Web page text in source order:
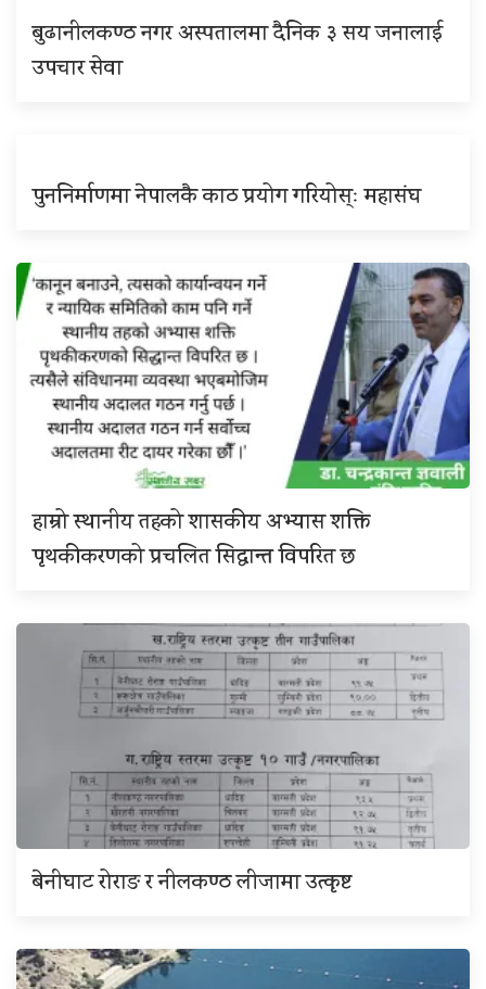
बुढानीलकण्ठ नगर अस्पतालमा दैनिक ३ सय जनालाई
उपचार सेवा
पुननिर्माणमा नेपालकै काठ प्रयोग गरियोस्ः महासंघ
हाम्रो स्थानीय तहको शासकीय अभ्यास शक्ति
पृथकीकरणको प्रचलित सिद्धान्त विपरित छ
बेनीघाट रोराङ र नीलकण्ठ लीजामा उत्कृष्ट